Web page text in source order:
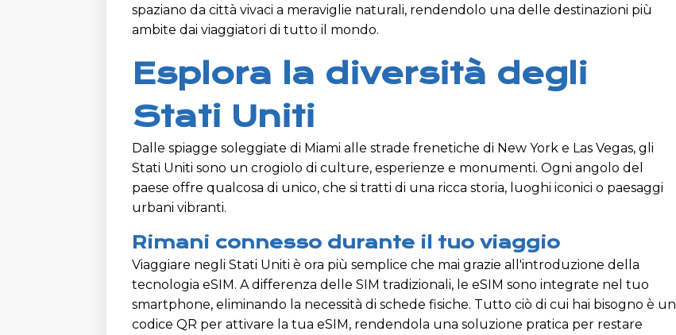
spaziano da città vivaci a meraviglie naturali, rendendolo una delle destinazioni più
ambite dai viaggiatori di tutto il mondo.
Esplora la diversità degli
Stati Uniti
Dalle spiagge soleggiate di Miami alle strade frenetiche di New York e Las Vegas, gli
Stati Uniti sono un crogiolo di culture, esperienze e monumenti. Ogni angolo del
paese offre qualcosa di unico, che si tratti di una ricca storia, luoghi iconici o paesaggi
urbani vibranti.
Rimani connesso durante il tuo viaggio
Viaggiare negli Stati Uniti è ora più semplice che mai grazie all'introduzione della
tecnologia eSIM. A differenza delle SIM tradizionali, le eSIM sono integrate nel tuo
smartphone, eliminando la necessità di schede fisiche. Tutto ciò di cui hai bisogno è un
codice QR per attivare la tua eSIM, rendendola una soluzione pratica per restare